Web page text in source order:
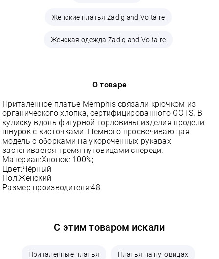
Женские платья Zadig and Voltaire
Женская одежда Zadig and Voltaire
О товаре
Приталенное платье Memphis связали крючком из
органического хлопка, сертифицированного GOTS. В
кулиску вдоль фигурной горловины изделия продели
шнурок с кисточками. Немного просвечивающая
модель с оборками на укороченных рукавах
застегивается тремя пуговицами спереди.
Материал:Хлопок: 100%;
Цвет:Чёрный
Пол:Женский
Размер производителя:48
С этим товаром искали
Приталенные платья Платья на пуговицах